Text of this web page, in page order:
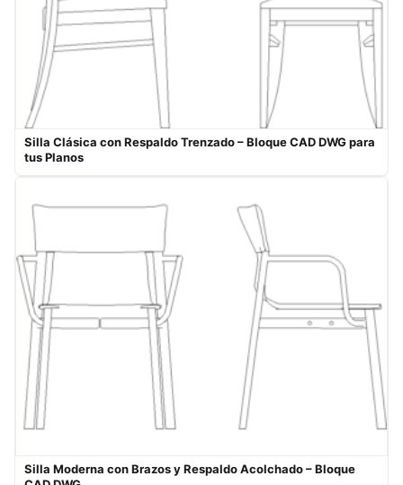
Silla Clásica con Respaldo Trenzado – Bloque CAD DWG para
tus Planos
Silla Moderna con Brazos y Respaldo Acolchado – Bloque